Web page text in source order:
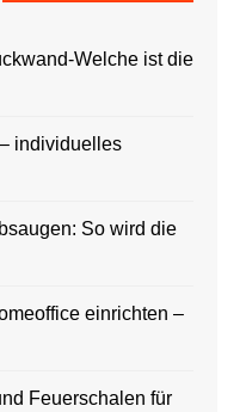
Welche ist die
individuelles
So wird die
einrichten –
Feuerschalen für